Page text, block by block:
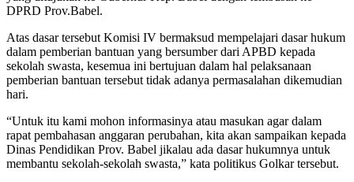
DPRD Prov.Babel.
Atas dasar tersebut Komisi IV bermaksud mempelajari dasar hukum
dalam pemberian bantuan yang bersumber dari APBD kepada
sekolah swasta, kesemua ini bertujuan dalam hal pelaksanaan
pemberian bantuan tersebut tidak adanya permasalahan dikemudian
hari.
“Untuk itu kami mohon informasinya atau masukan agar dalam
rapat pembahasan anggaran perubahan, kita akan sampaikan kepada
Dinas Pendidikan Prov. Babel jikalau ada dasar hukumnya untuk
membantu sekolah-sekolah swasta,” kata politikus Golkar tersebut.